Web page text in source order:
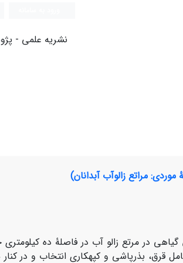
نشریه علمی -
مراتع زالوآب آبدانان)
در مرتع زالو آب در فاصلۀ ده
قرق، بذر­پاشی و کپه­کاری انتخاب و در کنار